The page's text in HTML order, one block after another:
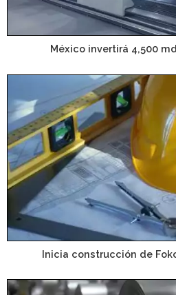
México invertirá 4,500
Inicia construcción de